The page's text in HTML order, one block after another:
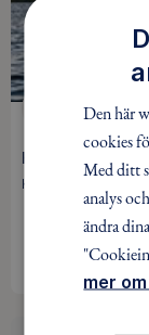
KAJAK
Höstpaddling
Karlstad / 25 okt
Den här
cookies
Med ditt
analys
ändra
mer